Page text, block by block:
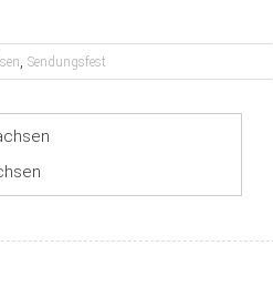
, Sendungsfest